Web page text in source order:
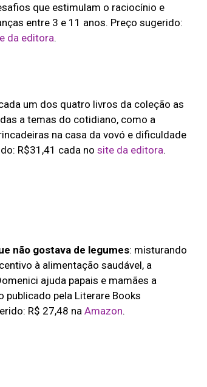
que estimulam o raciocínio e
entre 3 e 11 anos. Preço sugerido:
da editora.
um dos quatro livros da coleção as
a temas do cotidiano, como a
na casa da vovó e dificuldade
R$31,41 cada no site da editora.
não gostava de legumes: misturando
à alimentação saudável, a
ajuda papais e mamães a
publicado pela Literare Books
R$ 27,48 naAmazon.